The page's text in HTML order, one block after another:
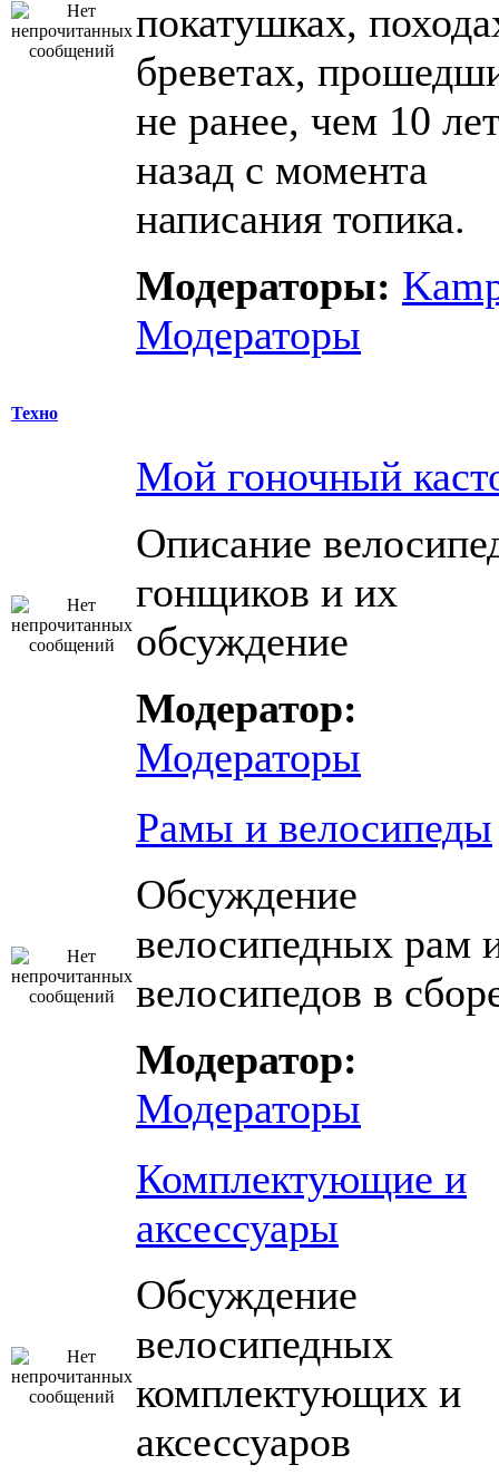
покатушках,
бреветах,
не ранее, чем 10
назад с момента
написания топика.
Модераторы:
Модераторы
Техно
Мой гоночный
Описание
гонщиков и их
обсуждение
Модератор:
Модераторы
Рамы и велосипеды
Обсуждение
велосипедных рам
велосипедов в
Модератор:
Модераторы
Комплектующие и
аксессуары
Обсуждение
велосипедных
комплектующих и
аксессуаров